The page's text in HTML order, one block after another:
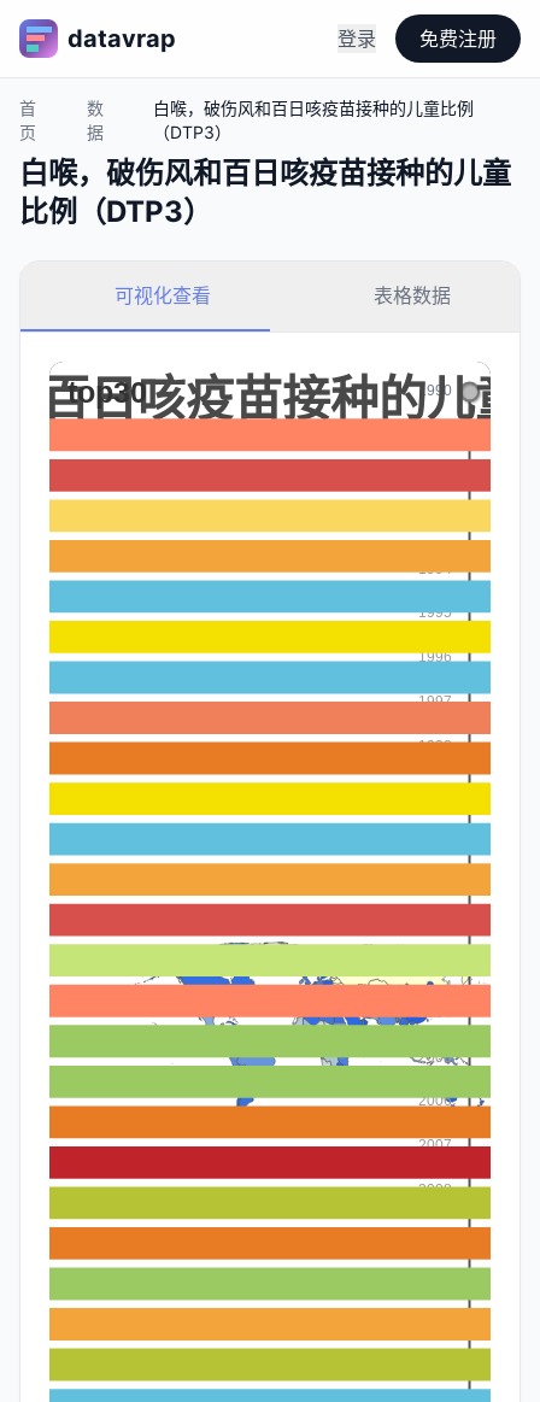
datavrap 登录 免费注册
首
页
数
据
白喉，破伤风和百日咳疫苗接种的儿童比例
（DTP3）
白喉，破伤风和百日咳疫苗接种的儿童
比例（DTP3）
可视化查看 表格数据